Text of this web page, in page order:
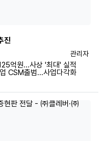
진
등록자
관리자
억원...사상 '최대' 실적
CSM출범...사업다각화